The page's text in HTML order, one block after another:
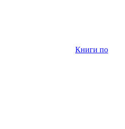
Книги по